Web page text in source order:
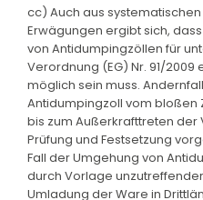
cc) Auch aus
Erwägungen ergibt sich,
von Antidumpingzöllen für
Verordnung (EG) Nr. 91/
möglich sein muss.
Antidumpingzoll vom bloßen
bis zum Außerkrafttreten
Prüfung und Festsetzung
Fall der Umgehung von
durch Vorlage
Umladung der Ware in